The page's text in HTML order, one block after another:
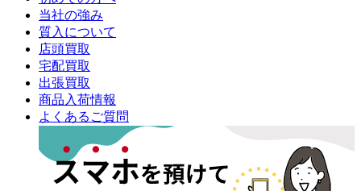
当社の強み
質入について
店頭買取
宅配買取
出張買取
商品入荷情報
よくあるご質問